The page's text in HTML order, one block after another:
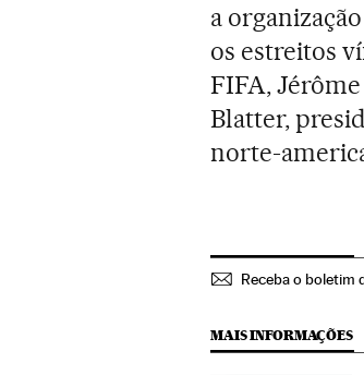
a
os estreitos
FIFA,
Blatter,
norte-
Receba o boletim
MAIS INFORMAÇÕES